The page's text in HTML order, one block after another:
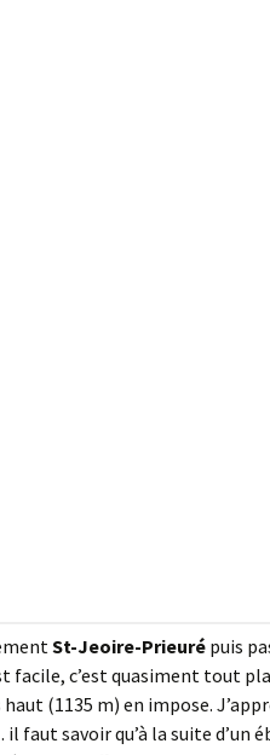
St-Jeoire-Prieuré puis
facile, c’est quasiment tout
(1135 m) en impose.
savoir qu’à la suite d’un